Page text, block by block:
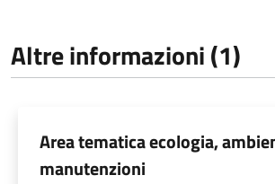
Altre informazioni (1)
Area tematica ecologia,
manutenzioni